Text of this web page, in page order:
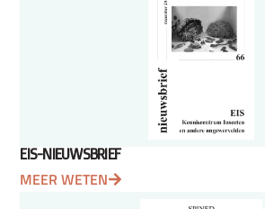
EIS-NIEUWSBRIEF
MEER WETEN